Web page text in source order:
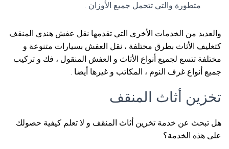
متطورة والتي تتحمل جميع الأوزان .
والعديد من الخدمات الأخرى التي تقدمها نقل عفش هندي المنقف
كتغليف الأثاث بطرق مختلفة ، نقل العفش بسيارات متنوعة و
مختلفة تتسع لجميع أنواع الأثاث و العفش المنقول ، فك و تركيب
جميع أنواع غرف النوم ، المكاتب و غيرها أيضا .
تخزين أثاث المنقف
هل تبحث عن خدمة تخرين أثاث المنقف و لا تعلم كيفية حصولك
على هذه الخدمة؟